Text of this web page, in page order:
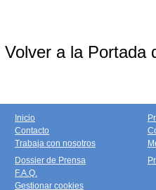
Volver a la Portada
Inicio
Contacto
Trabaja con nosotros
Dossier de Prensa
F.A.Q.
Gestionar cookies